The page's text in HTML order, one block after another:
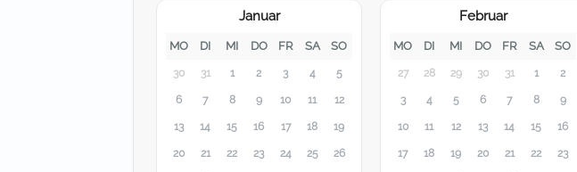
Januar
MO DI MI DO FR SA SO
30 31 1 2 3 4 5
6 7 8 9 10 11 12
13 14 15 16 17 18 19
20 21 22 23 24 25 26
Februar
MO DI MI DO FR SA SO
27 28 29 30 31 1 2
3 4 5 6 7 8 9
10 11 12 13 14 15 16
17 18 19 20 21 22 23